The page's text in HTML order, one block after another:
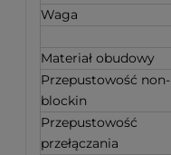
Waga
Materiał obudowy
Przepustowość non-
blockin
Przepustowość
przełączania